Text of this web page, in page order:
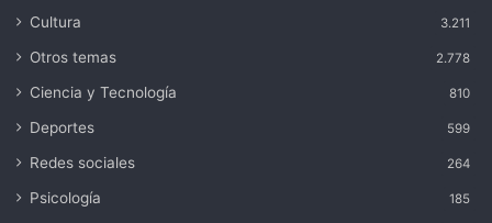
Cultura 3.211
Otros temas 2.778
Ciencia y Tecnología 810
Deportes 599
Redes sociales 264
Psicología 185